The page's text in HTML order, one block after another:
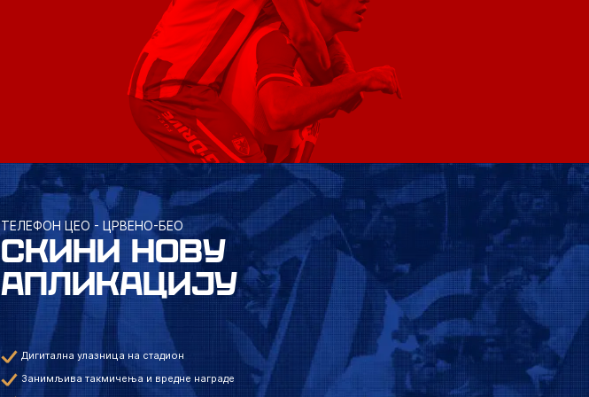
ТЕЛЕФОН ЦЕО - ЦРВЕНО-БЕО
СКИНИ НОВУ
АПЛИКАЦИЈУ
Дигитална улазница на стадион
Занимљива такмичења и вредне награде